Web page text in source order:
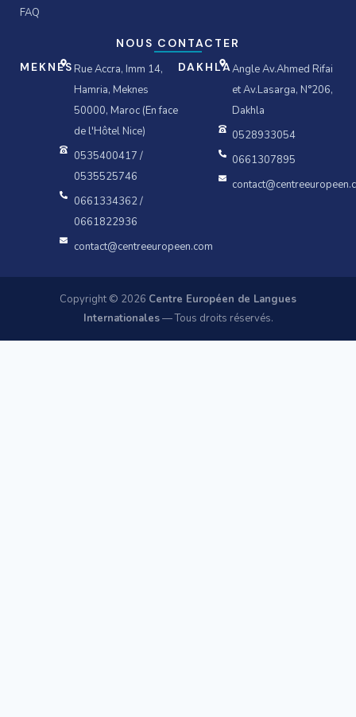
FAQ
NOUS CONTACTER
MEKNES Rue Accra, Imm 14,
Hamria, Meknes
50000, Maroc (En face
de l'Hôtel Nice)
0535400417 /
0535525746
0661334362 /
0661822936
contact@centreeuropeen.com
DAKHLAAngle Av.Ahmed Rifai
et Av.Lasarga, N°206,
Dakhla
0528933054
0661307895
Copyright © 2026 Centre Européen de Langues
Internationales— Tous droits réservés.